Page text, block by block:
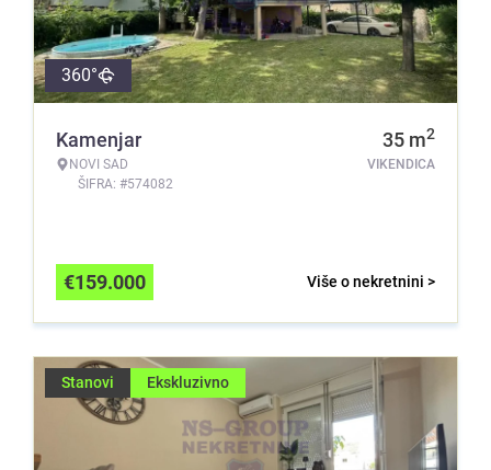
360°
Kamenjar
NOVI SAD
ŠIFRA: #574082
35 m2
VIKENDICA
Više o nekretnini >
€159.000
Stanovi Ekskluzivno